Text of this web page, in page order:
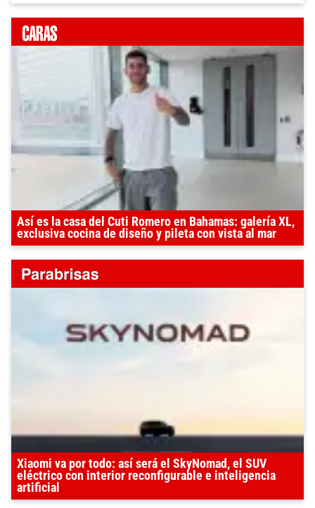
Así es la casa del Cuti Romero en Bahamas: galería XL,
exclusiva cocina de diseño y pileta con vista al mar
Xiaomi va por todo: así será el SkyNomad, el SUV
eléctrico con interior reconfigurable e inteligencia
artificial